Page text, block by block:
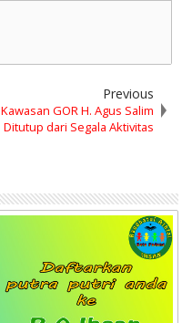
Previous
Kawasan GOR H. Agus Salim
Ditutup dari Segala Aktivitas